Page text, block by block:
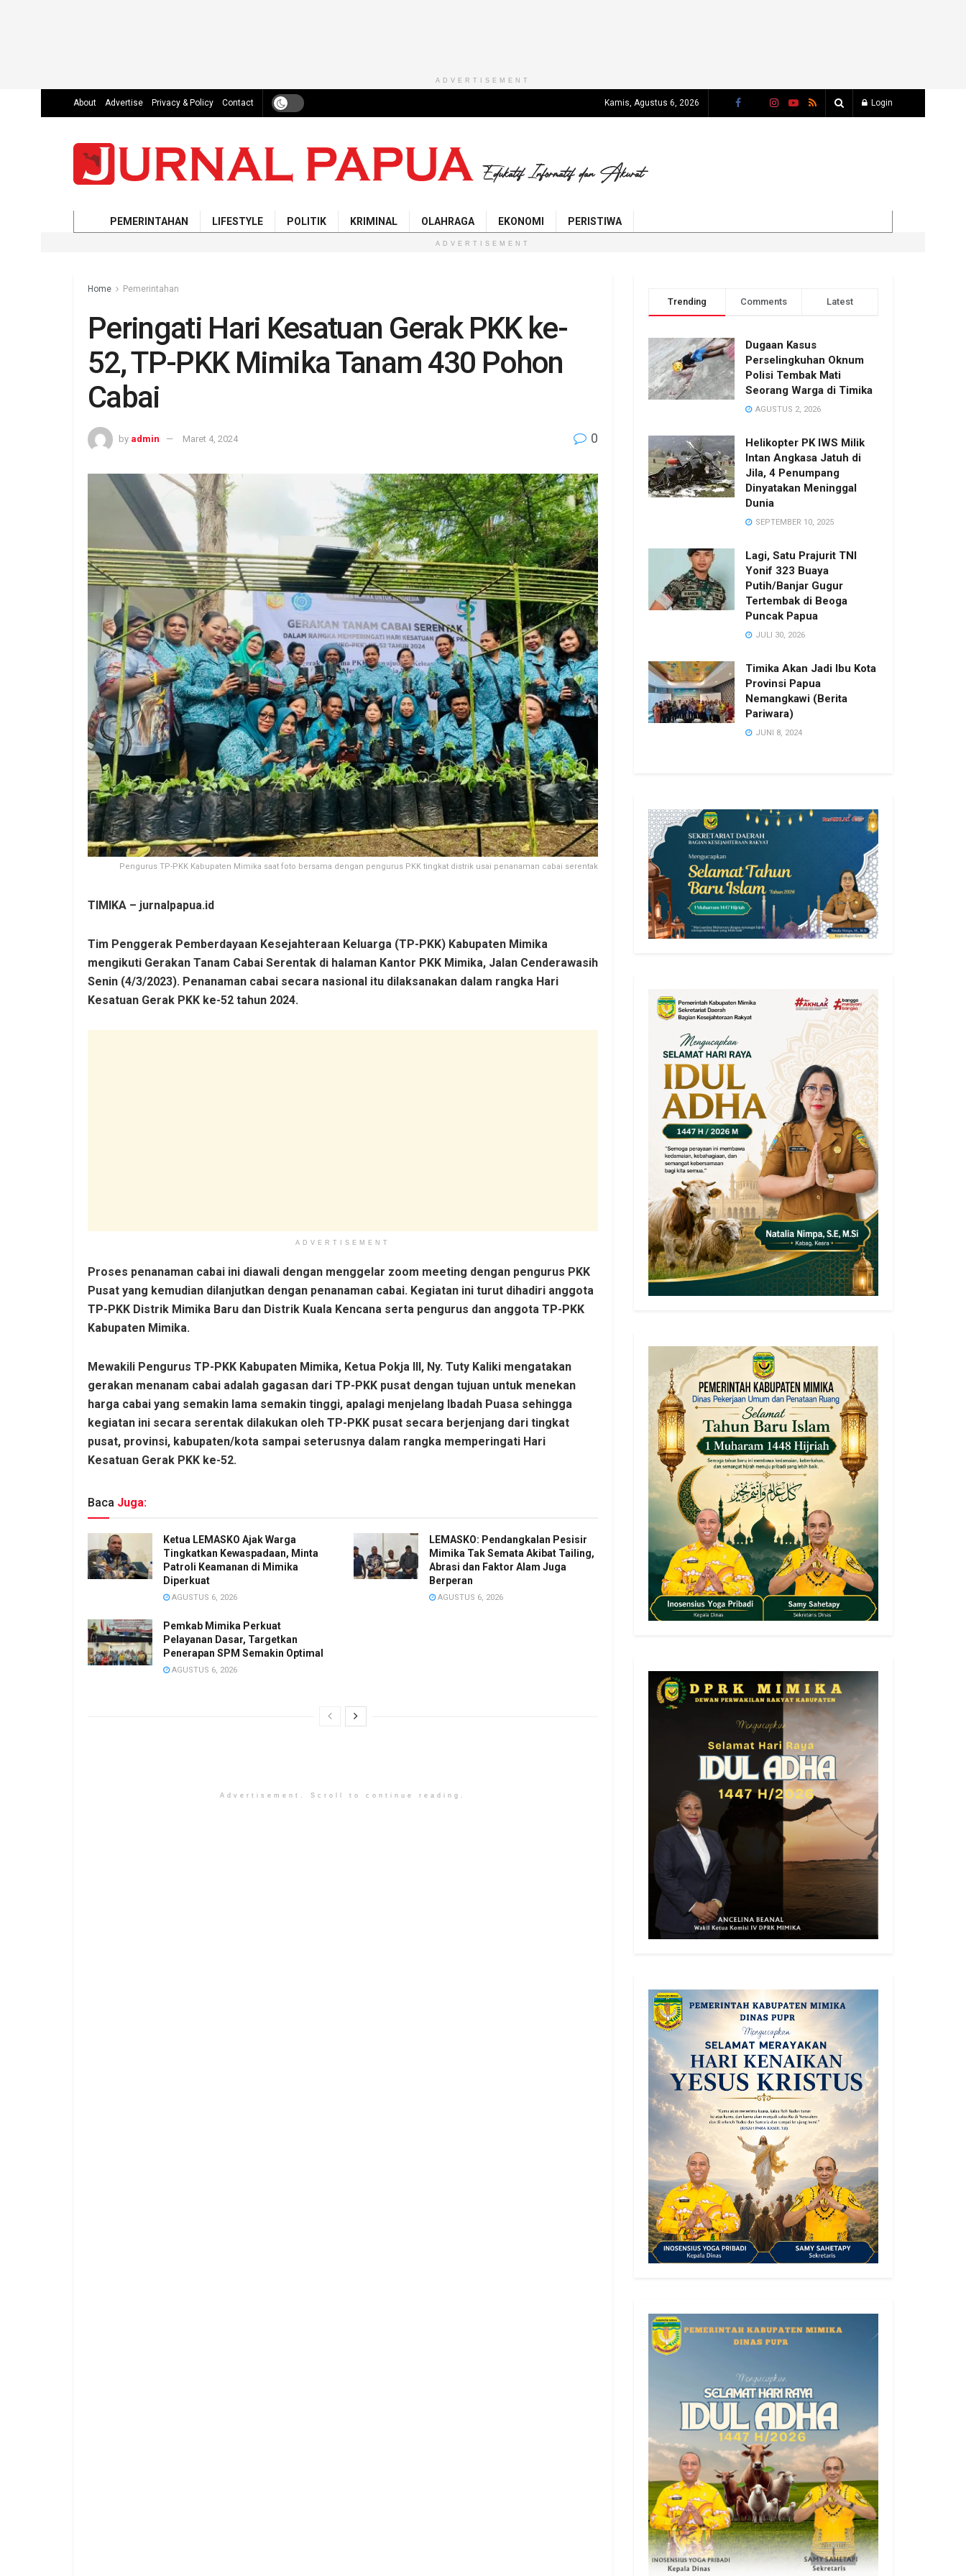
ADVERTISEMENT
About Advertise Privacy & Policy Contact Kamis, Agustus 6, 2026 Login
PEMERINTAHAN LIFESTYLE POLITIK KRIMINAL OLAHRAGA EKONOMI PERISTIWA
ADVERTISEMENT
Home Pemerintahan
Peringati Hari Kesatuan Gerak PKK ke-
52, TP-PKK Mimika Tanam 430 Pohon
Cabai
by admin Maret 4, 2024 0
Pengurus TP-PKK Kabupaten Mimika saat foto bersama dengan pengurus PKK tingkat distrik usai penanaman cabai serentak
TIMIKA – jurnalpapua.id
Tim Penggerak Pemberdayaan Kesejahteraan Keluarga (TP-PKK) Kabupaten Mimika
mengikuti Gerakan Tanam Cabai Serentak di halaman Kantor PKK Mimika, Jalan Cenderawasih
Senin (4/3/2023). Penanaman cabai secara nasional itu dilaksanakan dalam rangka Hari
Kesatuan Gerak PKK ke-52 tahun 2024.
ADVERTISEMENT
Proses penanaman cabai ini diawali dengan menggelar zoom meeting dengan pengurus PKK
Pusat yang kemudian dilanjutkan dengan penanaman cabai. Kegiatan ini turut dihadiri anggota
TP-PKK Distrik Mimika Baru dan Distrik Kuala Kencana serta pengurus dan anggota TP-PKK
Kabupaten Mimika.
Mewakili Pengurus TP-PKK Kabupaten Mimika, Ketua Pokja III, Ny. Tuty Kaliki mengatakan
gerakan menanam cabai adalah gagasan dari TP-PKK pusat dengan tujuan untuk menekan
harga cabai yang semakin lama semakin tinggi, apalagi menjelang Ibadah Puasa sehingga
kegiatan ini secara serentak dilakukan oleh TP-PKK pusat secara berjenjang dari tingkat
pusat, provinsi, kabupaten/kota sampai seterusnya dalam rangka memperingati Hari
Kesatuan Gerak PKK ke-52.
Baca Juga:
Ketua LEMASKO Ajak Warga
Tingkatkan Kewaspadaan, Minta
Patroli Keamanan di Mimika
Diperkuat
AGUSTUS 6, 2026
LEMASKO: Pendangkalan Pesisir
Mimika Tak Semata Akibat Tailing,
Abrasi dan Faktor Alam Juga
Berperan
AGUSTUS 6, 2026
Pemkab Mimika Perkuat
Pelayanan Dasar, Targetkan
Penerapan SPM Semakin Optimal
AGUSTUS 6, 2026
Advertisement. Scroll to continue reading.
Trending Comments Latest
Dugaan Kasus
Perselingkuhan Oknum
Polisi Tembak Mati
Seorang Warga di Timika
AGUSTUS 2, 2026
Helikopter PK IWS Milik
Intan Angkasa Jatuh di
Jila, 4 Penumpang
Dinyatakan Meninggal
Dunia
SEPTEMBER 10, 2025
Lagi, Satu Prajurit TNI
Yonif 323 Buaya
Putih/Banjar Gugur
Tertembak di Beoga
Puncak Papua
JULI 30, 2026
Timika Akan Jadi Ibu Kota
Provinsi Papua
Nemangkawi (Berita
Pariwara)
JUNI 8, 2024